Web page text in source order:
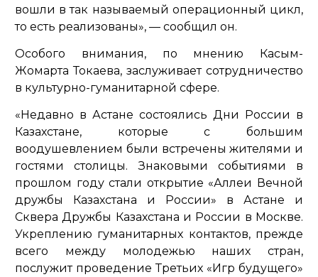
вошли в так называемый операционный цикл,
то есть реализованы», — сообщил он.
Особого внимания, по мнению Касым-
Жомарта Токаева, заслуживает сотрудничество
в культурно-гуманитарной сфере.
«Недавно в Астане состоялись Дни России в
Казахстане, которые с большим
воодушевлением были встречены жителями и
гостями столицы. Знаковыми событиями в
прошлом году стали открытие «Аллеи Вечной
дружбы Казахстана и России» в Астане и
Сквера Дружбы Казахстана и России в Москве.
Укреплению гуманитарных контактов, прежде
всего между молодежью наших стран,
послужит проведение Третьих «Игр будущего»